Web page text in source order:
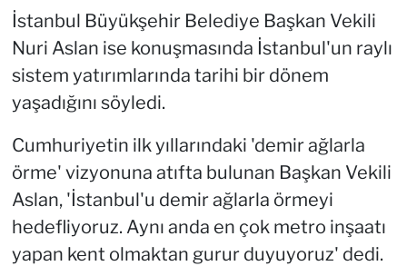
İstanbul Büyükşehir Belediye Başkan Vekili
Nuri Aslan ise konuşmasında İstanbul'un raylı
sistem yatırımlarında tarihi bir dönem
yaşadığını söyledi.
Cumhuriyetin ilk yıllarındaki 'demir ağlarla
örme' vizyonuna atıfta bulunan Başkan Vekili
Aslan, 'İstanbul'u demir ağlarla örmeyi
hedefliyoruz. Aynı anda en çok metro inşaatı
yapan kent olmaktan gurur duyuyoruz' dedi.